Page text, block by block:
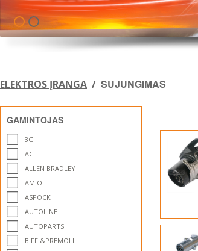
ELEKTROS ĮRANGA / SUJUNGIMAS
GAMINTOJAS
3G
AC
ALLEN BRADLEY
AMIO
ASPOCK
AUTOLINE
AUTOPARTS
BIFFI&PREMOLI